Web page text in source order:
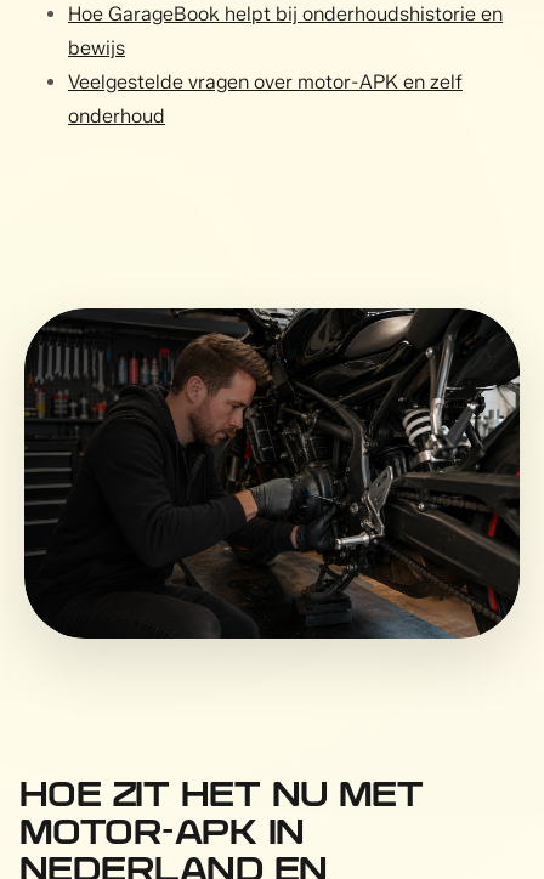
Hoe GarageBook helpt bij onderhoudshistorie en
bewijs
Veelgestelde vragen over motor-APK en zelf
onderhoud
HOE ZIT HET NU MET
MOTOR-APK IN